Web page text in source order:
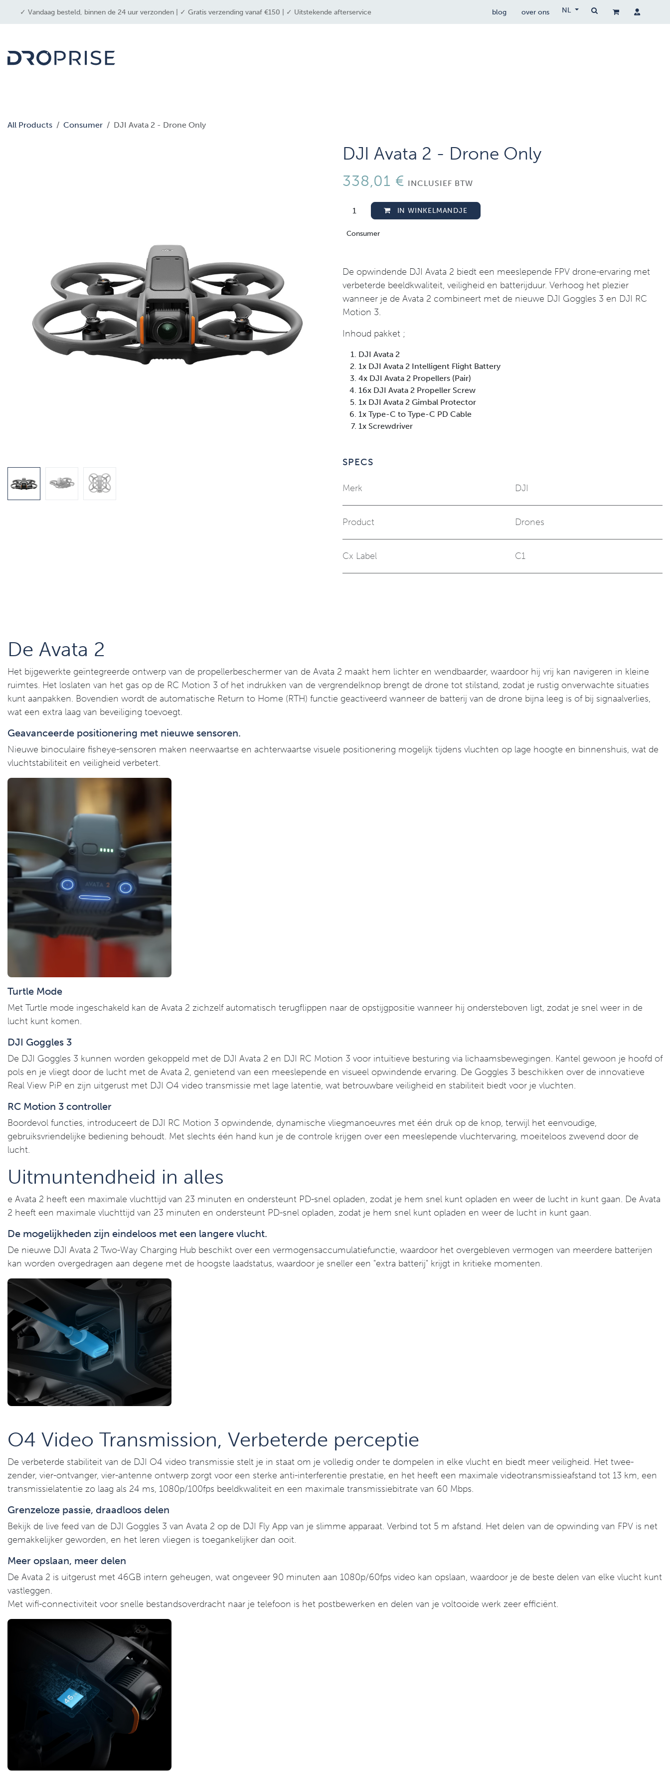
✓ Vandaag besteld, binnen de 24 uur verzonden | ✓ Gratis verzending vanaf €150 | ✓ Uitstekende afterservice
blog over ons NL
All Products Consumer DJI Avata 2 - Drone Only
DJI Avata 2 - Drone Only
338,01 € INCLUSIEF BTW
IN WINKELMANDJE
Consumer
De opwindende DJI Avata 2 biedt een meeslepende FPV drone-ervaring met
verbeterde beeldkwaliteit, veiligheid en batterijduur. Verhoog het plezier
wanneer je de Avata 2 combineert met de nieuwe DJI Goggles 3 en DJI RC
Motion 3.
Inhoud pakket ;
DJI Avata 2
1x DJI Avata 2 Intelligent Flight Battery
4x DJI Avata 2 Propellers (Pair)
16x DJI Avata 2 Propeller Screw
1x DJI Avata 2 Gimbal Protector
1x Type-C to Type-C PD Cable
1x Screwdriver
SPECS
Merk DJI
Product Drones
Cx Label C1
De Avata 2
Het bijgewerkte geïntegreerde ontwerp van de propellerbeschermer van de Avata 2 maakt hem lichter en wendbaarder, waardoor hij vrij kan navigeren in kleine
ruimtes. Het loslaten van het gas op de RC Motion 3 of het indrukken van de vergrendelknop brengt de drone tot stilstand, zodat je rustig onverwachte situaties
kunt aanpakken. Bovendien wordt de automatische Return to Home (RTH) functie geactiveerd wanneer de batterij van de drone bijna leeg is of bij signaalverlies,
wat een extra laag van beveiliging toevoegt.
Geavanceerde positionering met nieuwe sensoren.
Nieuwe binoculaire fisheye-sensoren maken neerwaartse en achterwaartse visuele positionering mogelijk tijdens vluchten op lage hoogte en binnenshuis, wat de
vluchtstabiliteit en veiligheid verbetert.
Turtle Mode
Met Turtle mode ingeschakeld kan de Avata 2 zichzelf automatisch terugflippen naar de opstijgpositie wanneer hij ondersteboven ligt, zodat je snel weer in de
lucht kunt komen.
DJI Goggles 3
De DJI Goggles 3 kunnen worden gekoppeld met de DJI Avata 2 en DJI RC Motion 3 voor intuïtieve besturing via lichaamsbewegingen. Kantel gewoon je hoofd of
pols en je vliegt door de lucht met de Avata 2, genietend van een meeslepende en visueel opwindende ervaring. De Goggles 3 beschikken over de innovatieve
Real View PiP en zijn uitgerust met DJI O4 video transmissie met lage latentie, wat betrouwbare veiligheid en stabiliteit biedt voor je vluchten.
RC Motion 3 controller
Boordevol functies, introduceert de DJI RC Motion 3 opwindende, dynamische vliegmanoeuvres met één druk op de knop, terwijl het eenvoudige,
gebruiksvriendelijke bediening behoudt. Met slechts één hand kun je de controle krijgen over een meeslepende vluchtervaring, moeiteloos zwevend door de
lucht.
Uitmuntendheid in alles
e Avata 2 heeft een maximale vluchttijd van 23 minuten en ondersteunt PD-snel opladen, zodat je hem snel kunt opladen en weer de lucht in kunt gaan. De Avata
2 heeft een maximale vluchttijd van 23 minuten en ondersteunt PD-snel opladen, zodat je hem snel kunt opladen en weer de lucht in kunt gaan.
De mogelijkheden zijn eindeloos met een langere vlucht.
De nieuwe DJI Avata 2 Two-Way Charging Hub beschikt over een vermogensaccumulatiefunctie, waardoor het overgebleven vermogen van meerdere batterijen
kan worden overgedragen aan degene met de hoogste laadstatus, waardoor je sneller een "extra batterij" krijgt in kritieke momenten.
O4 Video Transmission, Verbeterde perceptie
De verbeterde stabiliteit van de DJI O4 video transmissie stelt je in staat om je volledig onder te dompelen in elke vlucht en biedt meer veiligheid. Het twee-
zender, vier-ontvanger, vier-antenne ontwerp zorgt voor een sterke anti-interferentie prestatie, en het heeft een maximale videotransmissieafstand tot 13 km, een
transmissielatentie zo laag als 24 ms, 1080p/100fps beeldkwaliteit en een maximale transmissiebitrate van 60 Mbps.
Grenzeloze passie, draadloos delen
Bekijk de live feed van de DJI Goggles 3 van Avata 2 op de DJI Fly App van je slimme apparaat. Verbind tot 5 m afstand. Het delen van de opwinding van FPV is net
gemakkelijker geworden, en het leren vliegen is toegankelijker dan ooit.
Meer opslaan, meer delen
De Avata 2 is uitgerust met 46GB intern geheugen, wat ongeveer 90 minuten aan 1080p/60fps video kan opslaan, waardoor je de beste delen van elke vlucht kunt
vastleggen.
Met wifi-connectiviteit voor snelle bestandsoverdracht naar je telefoon is het postbewerken en delen van je voltooide werk zeer efficiënt.